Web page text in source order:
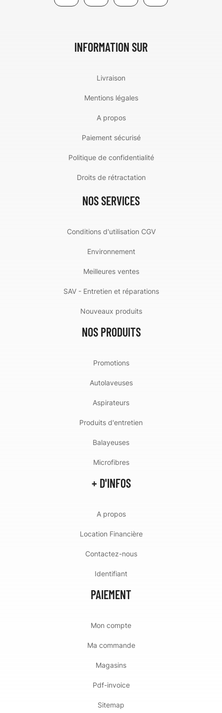
INFORMATION SUR
Livraison
Mentions légales
A propos
Paiement sécurisé
Politique de confidentialité
Droits de rétractation
NOS SERVICES
Conditions d'utilisation CGV
Environnement
Meilleures ventes
SAV - Entretien et réparations
Nouveaux produits
NOS PRODUITS
Promotions
Autolaveuses
Aspirateurs
Produits d'entretien
Balayeuses
Microfibres
+ D'INFOS
A propos
Location Financière
Contactez-nous
Identifiant
PAIEMENT
Mon compte
Ma commande
Magasins
Pdf-invoice
Sitemap